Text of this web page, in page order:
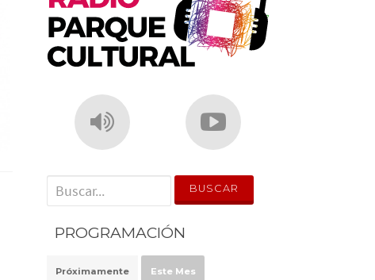
' . __('Search for:') . '
PROGRAMACIÓN
Próximamente Este Mes